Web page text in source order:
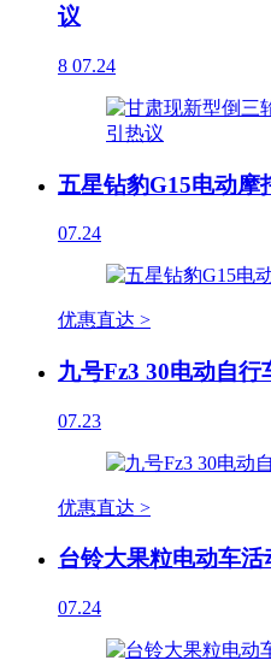
议
8 07.24
五星钻豹G15电动摩
07.24
优惠直达 >
九号Fz3 30电动自行
07.23
优惠直达 >
台铃大果粒电动车活
07.24